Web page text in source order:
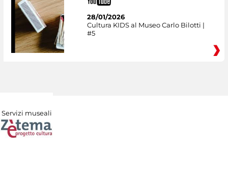
28/01/2026
Cultura KIDS al Museo Carlo Bilotti |
#5
Servizi museali